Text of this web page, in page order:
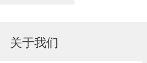
关于我们